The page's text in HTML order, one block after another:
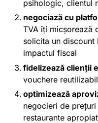
psihologic, clientul
negociază cu
TVA îți micșorează
solicita un discount
impactul fiscal
fidelizează clienții
vouchere
optimizează
negocieri de
restaurante